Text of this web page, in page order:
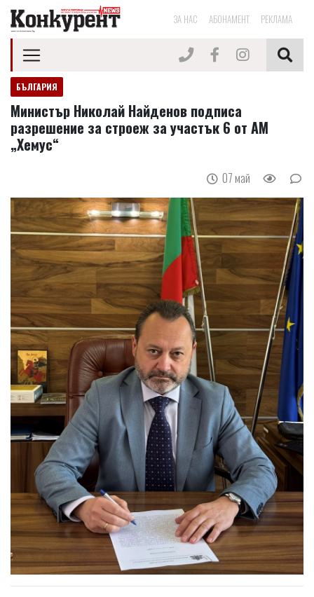
ЗА НАС АБОНАМЕНТ РЕКЛАМА
БЪЛГАРИЯ
Министър Николай Найденов подписа
разрешение за строеж за участък 6 от АМ
„Хемус“
07 май